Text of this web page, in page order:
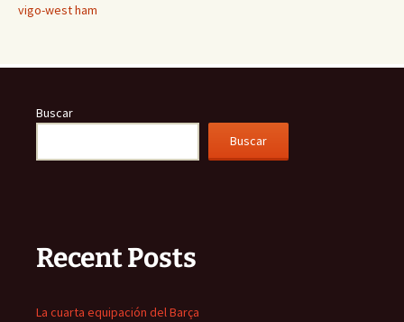
vigo-west ham
Buscar
Buscar
Recent Posts
La cuarta equipación del Barça